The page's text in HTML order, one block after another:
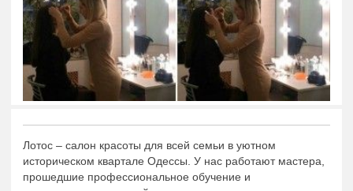
Лотос – салон красоты для всей семьи в уютном
историческом квартале Одессы. У нас работают мастера,
прошедшие профессиональное обучение и